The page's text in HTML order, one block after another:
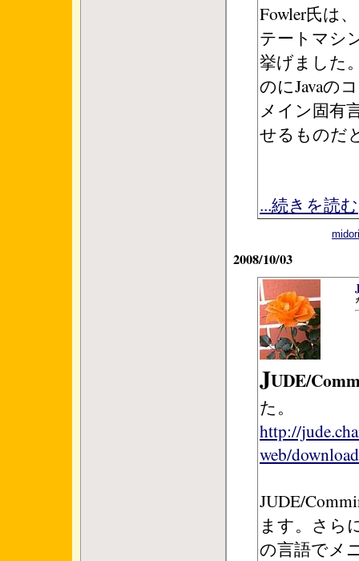
Fowler氏は
テートマシ
挙げました
のにJavaの
メイン固有
せるものだ
...続きを読む
2008/10/03
JUDE/
た。
http://
web/
JUDE/
ます。さら
の言語でメ